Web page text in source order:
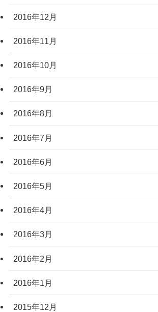
2016年12月
2016年11月
2016年10月
2016年9月
2016年8月
2016年7月
2016年6月
2016年5月
2016年4月
2016年3月
2016年2月
2016年1月
2015年12月